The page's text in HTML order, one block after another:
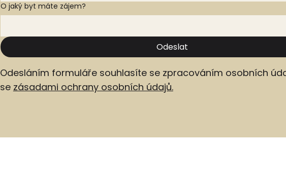
O jaký byt máte zájem?
Odeslat
Odesláním formuláře souhlasíte se zpracováním osobních
se zásadami ochrany osobních údajů.